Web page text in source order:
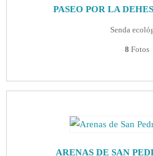
PASEO POR LA
Senda
8 Fotos
ARENAS DE SAN